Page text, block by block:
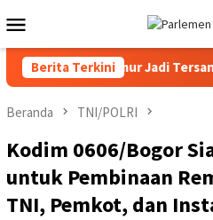
ke
kontenMobile
Berita Terkini
Timur Jadi
Beranda TNI/POLRI
Kodim 0606/Bogor
untuk Pembinaan
TNI, Pemkot, dan